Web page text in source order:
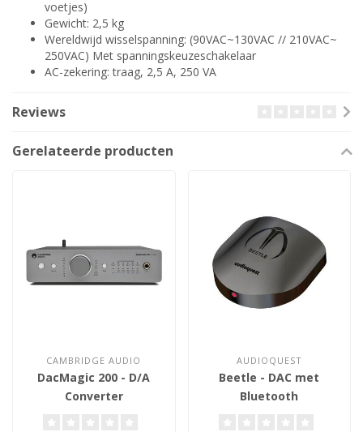
voetjes)
Gewicht: 2,5 kg
Wereldwijd wisselspanning: (90VAC~130VAC // 210VAC~
250VAC) Met spanningskeuzeschakelaar
AC-zekering: traag, 2,5 A, 250 VA
Reviews
Gerelateerde producten
CAMBRIDGE AUDIO
DacMagic 200 - D/A
Converter
AUDIOQUEST
Beetle - DAC met
Bluetooth